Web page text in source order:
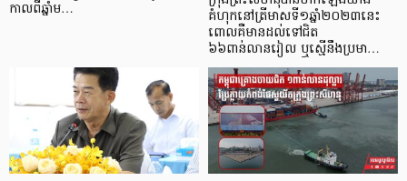
កាលពីឆ្នាំម…
គំហុកនៅត្រីមាសទី១ឆ្នាំ២០២៣នេះ
ពោលគឺមានដល់ទៅជិត
៦៦ពាន់លានរៀល ឬស្មើនឹងប្រមា…